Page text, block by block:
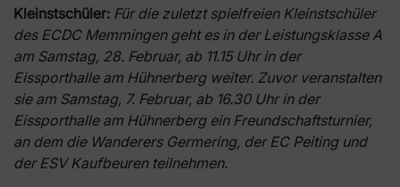
Kleinstschüler: Für die zuletzt spielfreien Kleinstschüler
des ECDC Memmingen geht es in der Leistungsklasse A
am Samstag, 28. Februar, ab 11.15 Uhr in der
Eissporthalle am Hühnerberg weiter. Zuvor veranstalten
sie am Samstag, 7. Februar, ab 16.30 Uhr in der
Eissporthalle am Hühnerberg ein Freundschaftsturnier,
an dem die Wanderers Germering, der EC Peiting und
der ESV Kaufbeuren teilnehmen.